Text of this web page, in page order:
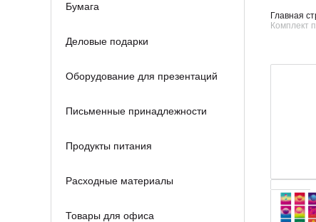
Бумага
Деловые подарки
Оборудование для презентаций
Письменные принадлежности
Продукты питания
Расходные материалы
Товары для офиса
Главная
Комплект